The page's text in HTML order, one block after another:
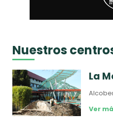
Nuestros
La
Ver